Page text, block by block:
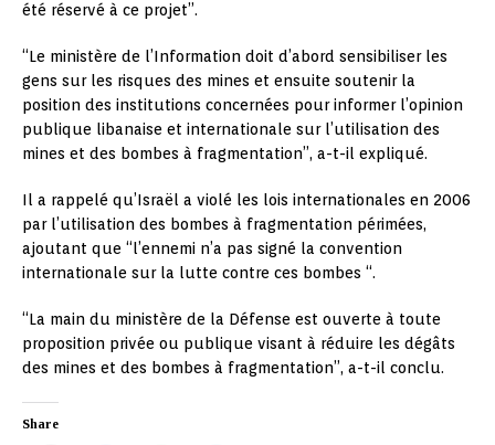
été réservé à ce projet”.
“Le ministère de l’Information doit d’abord sensibiliser les
gens sur les risques des mines et ensuite soutenir la
position des institutions concernées pour informer l’opinion
publique libanaise et internationale sur l’utilisation des
mines et des bombes à fragmentation”, a-t-il expliqué.
Il a rappelé qu’Israël a violé les lois internationales en 2006
par l’utilisation des bombes à fragmentation périmées,
ajoutant que “l’ennemi n’a pas signé la convention
internationale sur la lutte contre ces bombes “.
“La main du ministère de la Défense est ouverte à toute
proposition privée ou publique visant à réduire les dégâts
des mines et des bombes à fragmentation”, a-t-il conclu.
Share